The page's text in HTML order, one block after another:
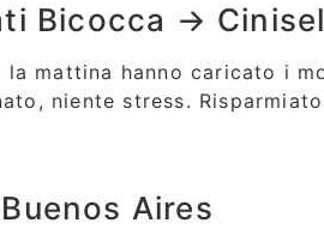
Bicocca →
mattina hanno caricato i
niente stress.
Aires